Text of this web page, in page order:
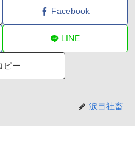
Facebook
LINE
ピー
涙目社畜